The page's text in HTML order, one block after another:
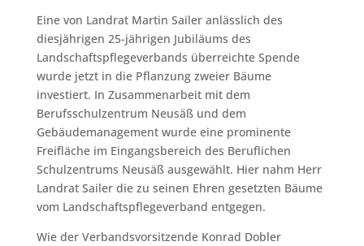
Eine von Landrat Martin Sailer anlässlich des
diesjährigen 25-jährigen Jubiläums des
Landschaftspflegeverbands überreichte Spende
wurde jetzt in die Pflanzung zweier Bäume
investiert. In Zusammenarbeit mit dem
Berufsschulzentrum Neusäß und dem
Gebäudemanagement wurde eine prominente
Freifläche im Eingangsbereich des Beruflichen
Schulzentrums Neusäß ausgewählt. Hier nahm Herr
Landrat Sailer die zu seinen Ehren gesetzten Bäume
vom Landschaftspflegeverband entgegen.
Wie der Verbandsvorsitzende Konrad Dobler